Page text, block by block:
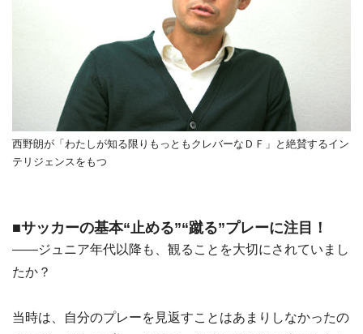
西野朗が「わたしが知る限りもっともクレバーなＤＦ」と絶賛するイン
テリジェンスをもつ
■サッカーの基本“止める”“蹴る”プレーに注目！
――ジュニア年代以降も、観ることを大切にされていまし
たか？
当時は、自分のプレーを見返すことはあまりしなかったの